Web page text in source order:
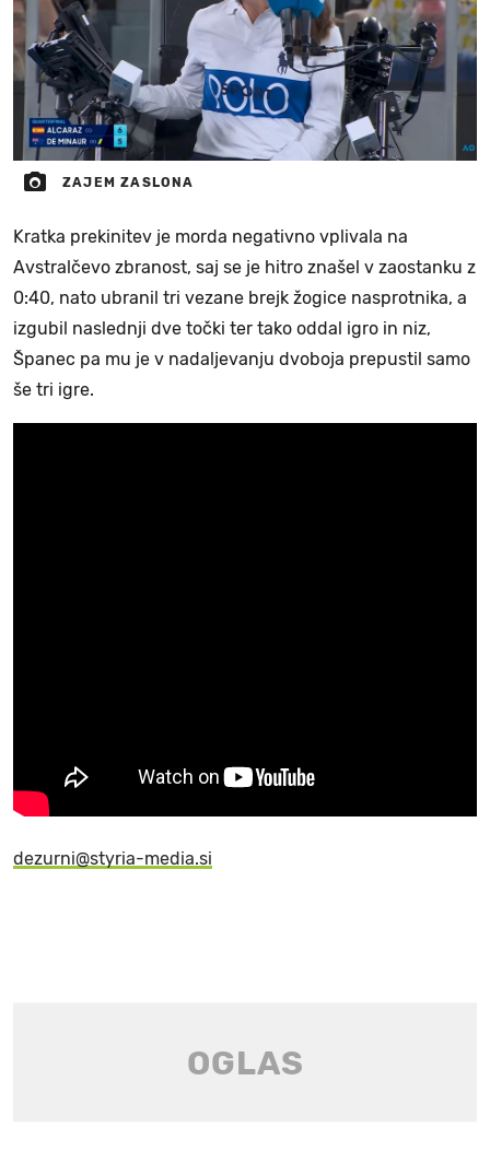
ZAJEM ZASLONA
Kratka prekinitev je morda negativno vplivala na
Avstralčevo zbranost, saj se je hitro znašel v zaostanku z
0:40, nato ubranil tri vezane brejk žogice nasprotnika, a
izgubil naslednji dve točki ter tako oddal igro in niz,
Španec pa mu je v nadaljevanju dvoboja prepustil samo
še tri igre.
dezurni@styria-media.si